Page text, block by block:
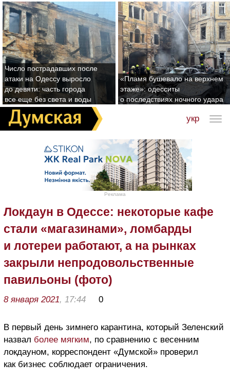
Число пострадавших после
атаки на Одессу выросло
до девяти: часть города
все еще без света и воды
«Пламя бушевало на верхнем
этаже»: одесситы
о последствиях ночного удара
укр
Реклама
Локдаун в Одессе: некоторые кафе
стали «магазинами», ломбарды
и лотереи работают, а на рынках
закрыли непродовольственные
павильоны (фото)
8 января 2021, 17:44 0
В первый день зимнего карантина, который Зеленский
назвал более мягким, по сравнению с весенним
локдауном, корреспондент «Думской» проверил
как бизнес соблюдает ограничения.